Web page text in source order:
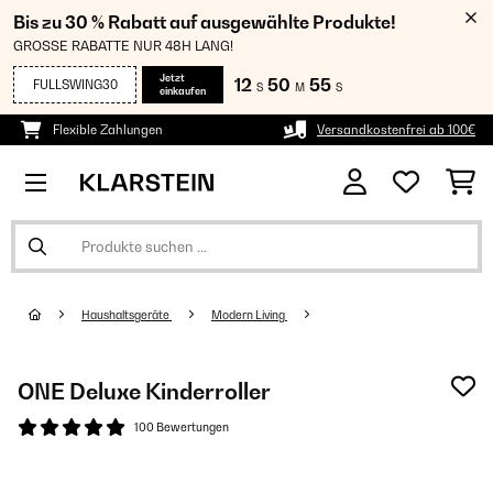
Bis zu 30 % Rabatt auf ausgewählte Produkte!
GROSSE RABATTE NUR 48H LANG!
FULLSWING30
Jetzt
einkaufen
12 S 50 M 54 S
Flexible Zahlungen Versandkostenfrei ab 100€
Haushaltsgeräte Modern Living
ONE Deluxe Kinderroller
100 Bewertungen